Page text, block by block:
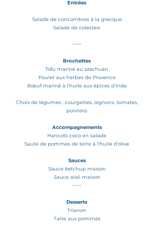
Entrées
Salade de concombres à la grecque
Salade de coleslaw
~~~
Brochettes
Tofu mariné au szechuan
Poulet aux herbes de Provence
Bœuf mariné à l'huile aux épices d'Inde
Choix de légumes : courgettes, oignons, tomates,
poivrons
Accompagnements
Haricots coco en salade
Sauté de pommes de terre à l'huile d'olive
Sauces
Sauce ketchup maison
Sauce aïoli maison
~~~
Desserts
Trianon
Tarte aux pommes